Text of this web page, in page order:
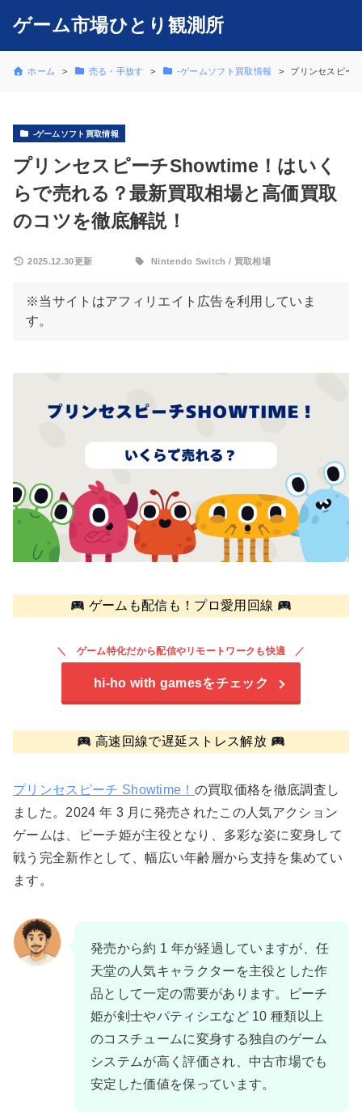
ゲーム市場ひとり観測所
ホーム 売る・手放す -ゲームソフト買取情報 プリンセスピー
-ゲームソフト買取情報
プリンセスピーチShowtime！はいく
らで売れる？最新買取相場と高価買取
のコツを徹底解説！
2025.12.30更新 Nintendo Switch / 買取相場
※当サイトはアフィリエイト広告を利用していま
す。
ゲームも配信も！プロ愛用回線
ゲーム特化だから配信やリモートワークも快適
hi-ho with gamesをチェック
高速回線で遅延ストレス解放
プリンセスピーチ Showtime！ の買取価格を徹底調査し
ました。2024 年 3 月に発売されたこの人気アクション
ゲームは、ピーチ姫が主役となり、多彩な姿に変身して
戦う完全新作として、幅広い年齢層から支持を集めてい
ます。
発売から約 1 年が経過していますが、任
天堂の人気キャラクターを主役とした作
品として一定の需要があります。ピーチ
姫が剣士やパティシエなど 10 種類以上
のコスチュームに変身する独自のゲーム
システムが高く評価され、中古市場でも
安定した価値を保っています。